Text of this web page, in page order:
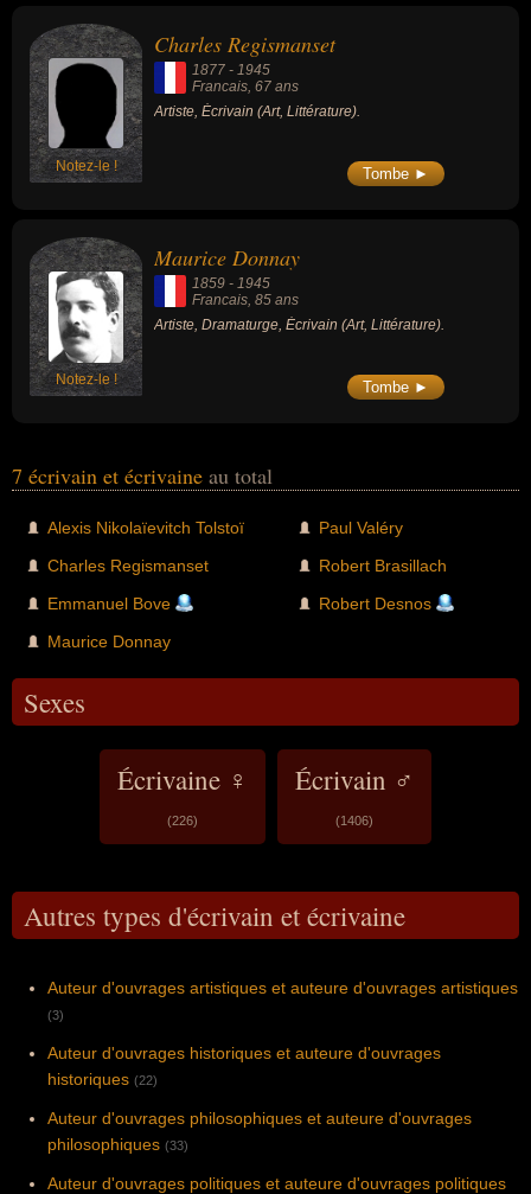
Notez-le !
Charles Regismanset
1877 - 1945
Francais , 67 ans
Artiste, Écrivain (Art, Littérature).
Tombe ►
Notez-le !
Maurice Donnay
1859 - 1945
Francais, 85 ans
Artiste, Dramaturge, Écrivain (Art, Littérature).
Tombe ►
7 écrivain et écrivaine au total
Alexis Nikolaïevitch Tolstoï
Charles Regismanset
Emmanuel Bove
Maurice Donnay
Paul Valéry
Robert Brasillach
Robert Desnos
Sexes
Écrivaine ♀
(226)
Écrivain ♂
(1406)
Autres types d'écrivain et écrivaine
Auteur d'ouvrages artistiques et auteure d'ouvrages artistiques
(3)
Auteur d'ouvrages historiques et auteure d'ouvrages
historiques (22)
Auteur d'ouvrages philosophiques et auteure d'ouvrages
philosophiques (33)
Auteur d'ouvrages politiques et auteure d'ouvrages politiques